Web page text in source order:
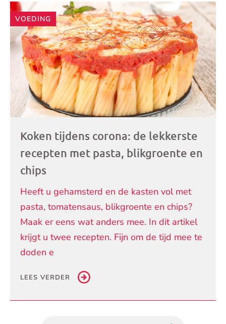
VOEDING
Koken tijdens corona: de lekkerste
recepten met pasta, blikgroente en
chips
Heeft u gehamsterd en de kasten vol met
pasta, tomatensaus, blikgroente en chips?
Maak er eens wat anders mee. In dit artikel
krijgt u twee recepten. Fijn om de tijd mee te
doden e
LEES VERDER